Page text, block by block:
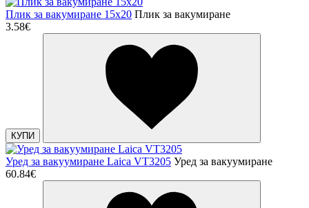
Плик за вакумиране 15х20 Плик за вакумиране
3.58€
КУПИ
Уред за вакуумиране Laica VT3205 Уред за вакуумиране
60.84€